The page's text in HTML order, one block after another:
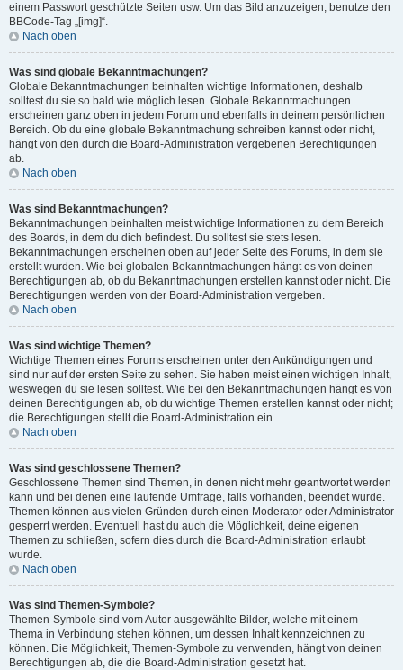
einem Passwort geschützte Seiten usw. Um das Bild anzuzeigen, benutze den
BBCode-Tag „[img]“.
Nach oben
Was sind globale Bekanntmachungen?
Globale Bekanntmachungen beinhalten wichtige Informationen, deshalb
solltest du sie so bald wie möglich lesen. Globale Bekanntmachungen
erscheinen ganz oben in jedem Forum und ebenfalls in deinem persönlichen
Bereich. Ob du eine globale Bekanntmachung schreiben kannst oder nicht,
hängt von den durch die Board-Administration vergebenen Berechtigungen
ab.
Nach oben
Was sind Bekanntmachungen?
Bekanntmachungen beinhalten meist wichtige Informationen zu dem Bereich
des Boards, in dem du dich befindest. Du solltest sie stets lesen.
Bekanntmachungen erscheinen oben auf jeder Seite des Forums, in dem sie
erstellt wurden. Wie bei globalen Bekanntmachungen hängt es von deinen
Berechtigungen ab, ob du Bekanntmachungen erstellen kannst oder nicht. Die
Berechtigungen werden von der Board-Administration vergeben.
Nach oben
Was sind wichtige Themen?
Wichtige Themen eines Forums erscheinen unter den Ankündigungen und
sind nur auf der ersten Seite zu sehen. Sie haben meist einen wichtigen Inhalt,
weswegen du sie lesen solltest. Wie bei den Bekanntmachungen hängt es von
deinen Berechtigungen ab, ob du wichtige Themen erstellen kannst oder nicht;
die Berechtigungen stellt die Board-Administration ein.
Nach oben
Was sind geschlossene Themen?
Geschlossene Themen sind Themen, in denen nicht mehr geantwortet werden
kann und bei denen eine laufende Umfrage, falls vorhanden, beendet wurde.
Themen können aus vielen Gründen durch einen Moderator oder Administrator
gesperrt werden. Eventuell hast du auch die Möglichkeit, deine eigenen
Themen zu schließen, sofern dies durch die Board-Administration erlaubt
wurde.
Nach oben
Was sind Themen-Symbole?
Themen-Symbole sind vom Autor ausgewählte Bilder, welche mit einem
Thema in Verbindung stehen können, um dessen Inhalt kennzeichnen zu
können. Die Möglichkeit, Themen-Symbole zu verwenden, hängt von deinen
Berechtigungen ab, die die Board-Administration gesetzt hat.